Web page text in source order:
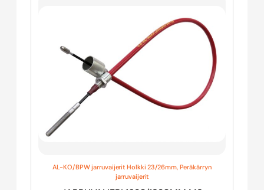
AL-KO/BPW jarruvaijerit Holkki 23/26mm, Peräkärryn
jarruvaijerit